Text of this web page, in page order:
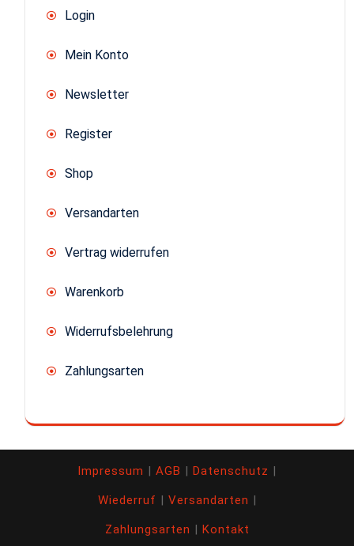
Login
Mein Konto
Newsletter
Register
Shop
Versandarten
Vertrag widerrufen
Warenkorb
Widerrufsbelehrung
Zahlungsarten
Impressum | AGB | Datenschutz |
Wiederruf | Versandarten |
Zahlungsarten | Kontakt